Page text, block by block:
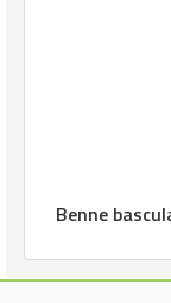
Benne